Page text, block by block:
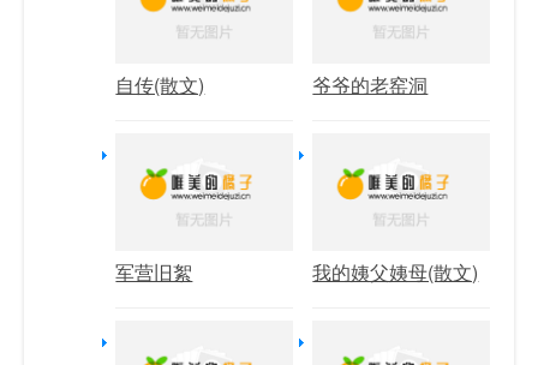
自传(散文) 爷爷的老窑洞
军营旧絮 我的姨父姨母(散文)